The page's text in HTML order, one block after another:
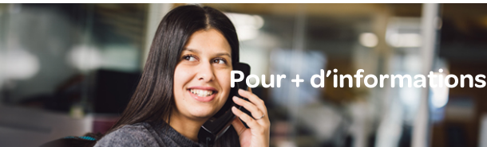
Pour + d’informations